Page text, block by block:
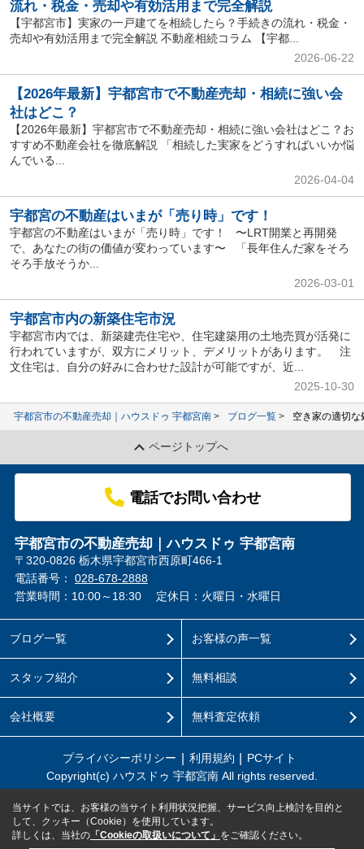
流れ・税金・売却や有効活用まで完全解説
【宇都宮市】実家の一戸建てを相続したら？手続きの流れ・税金・
売却や有効活用まで完全解説 不動産相続コラム 【宇都...
2026-06-22
【2026年最新】宇都宮市で不動産売却・相続に強い会
社はどこ？
【2026年最新】宇都宮市で不動産売却・相続に強い会社はどこ？お
すすめ不動産会社を徹底解説 「相続した実家をどうすればいいか悩
んでいる...
2026-04-04
宇都宮の不動産はいまが「売り時」です！
宇都宮の不動産はいまが「売り時」です！ 〜LRT開業と再開発
で、あなたの街の価値が変わっています〜 「長年住んだ家をそろ
そろ手放そうか...
2026-03-01
宇都宮市内の新築住宅市況
宇都宮市内では、新築建売住宅や、住宅建築用の土地売買が活発に
行われていますが、双方にメリット、デメリットがあります。 注
文住宅は、自分の好みに合わせた設計が可能ですが、近...
2025-10-30
宇都宮市の不動産売却｜ハウスドゥ 宇都宮南 ブログ一覧 空き家の適切
ページトップへ
電話でお問い合わせ
宇都宮市の不動産売却｜ハウスドゥ 宇都宮南
〒320-0826 栃木県宇都宮市西原町466-1
電話番号： 028-678-2888
営業時間：10:00～18:30
定休日：火曜日・水曜日
ブログ一覧
スタッフ紹介
会社概要
お客様の声一覧
無料相談
無料査定依頼
プライバシーポリシー 利用規約
PCサイト
Copyright(c) ハウスドゥ 宇都宮南 All rights reserved.
当サイトでは、お客様の当サイト利用状況把握、サービス向上検討を目的と
して、クッキー（Cookie）を使用しています。
詳しくは、当社の 「Cookieの取扱いについて」 をご確認ください。